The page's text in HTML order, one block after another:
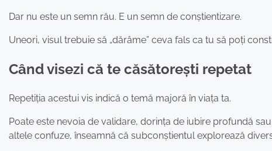
Dar nu este un semn rău. E un semn de conștientizare.
Uneori, visul trebuie să „dărâme” ceva fals ca tu să poți
Când visezi că te căsătorești repetat
Repetiția acestui vis indică o temă majoră în viața ta.
Poate este nevoia de validare, dorința de iubire profundă
altele confuze, înseamnă că subconștientul explorează